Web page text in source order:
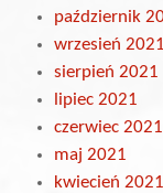
październik
wrzesień 2021
sierpień 2021
lipiec 2021
czerwiec 2021
maj 2021
kwiecień 2021